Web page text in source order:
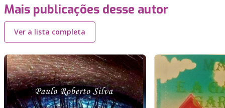
Mais publicações desse autor
Ver a lista completa